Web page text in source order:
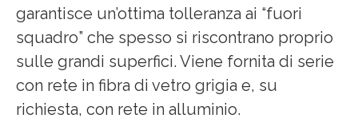
garantisce un’ottima tolleranza ai “fuori
squadro” che spesso si riscontrano proprio
sulle grandi superfici. Viene fornita di serie
con rete in fibra di vetro grigia e, su
richiesta, con rete in alluminio.